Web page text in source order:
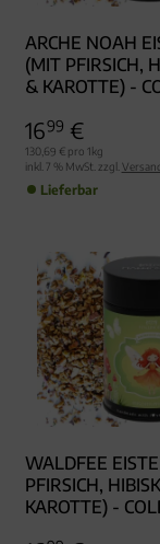
ARCHE NOAH
(MIT PFIRSICH,
& KAROTTE) -
GESCHENKDOSE
1699 €
130,69 € pro 1kg
inkl. 7 % MwSt. zzgl.
Lieferbar
WALDFEE
PFIRSICH,
KAROTTE) -